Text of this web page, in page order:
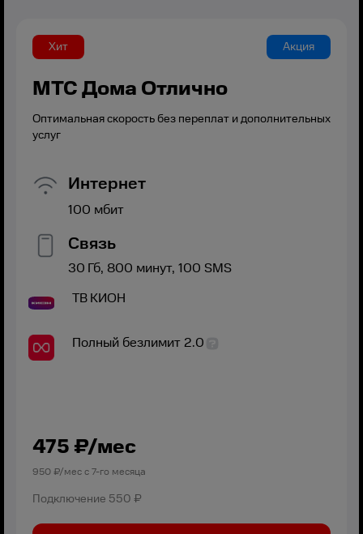
Хит Акция
МТС Дома Отлично
Оптимальная скорость без переплат и дополнительных
услуг
Интернет
100 мбит
Связь
30 Гб, 800 минут, 100 SMS
ТВКИОН
Полный безлимит 2.0
475 ₽/мес
950₽/мес с7-го месяца
Подключение 550 ₽